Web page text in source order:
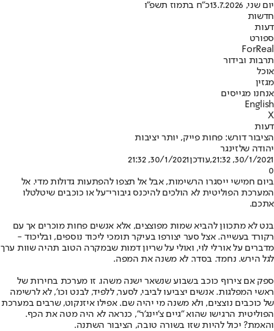
יום שני, 13.7.2026
כ"ח בתמוז תשפ"ו
חדשות
דעות
ספורט
ForReal
תרבות ובידור
אוכל
מגזין
אנחנו מגייסים
English
X
דעות
הציבור דורש: פחות פייק, יותר יציבות
יהודה שלזינגר
30/1/2021, 21:32
,עודכן30/1/2021, 21:32
0
ביום חמישי ייסגרו הרשימות, אבל אל תצפו להפתעות גדולות מדי. אל
המערכת הפוליטית לא הולכים להיכנס גיבורי־על או כוכבים שיטלטלו
אתכם.
בנט לא מתכוון להביא שמות מפוצצים, אלא אנשים פחות מוכרים אך עם
רקורד בעשייה. אצל סער יצורפו בעיקר תומכי ליכוד נוספים, ובליכוד -
מדברים על אורלי לוי, ואולי על שריון דמות שבמקרה הטוב תהיה שוות ערך
לגל הירש. נחמד. בסדר. לא משנה את המפה.
ספק אם צירוף כוכב בשבוע שנשאר ישנה משהו. זו מערכת בחירות של
ראשי המפלגות. אנשים יצביעו לביבי, לסער, ללפיד, לבנט וכו', לא לרשימה
של כוכבים נוצצים, ולא משנה מי יהיה שם. אפילו איזנקוט, שרבים במערכת
הפוליטית הרגישו שהוא "גיים צ'יינג'ר", כנראה לא היה מטה את הכף.
והאמת? יכול להיות שזו בשורה טובה, הציבור השתנה.